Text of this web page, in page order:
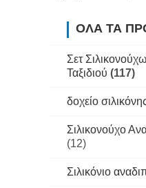
ΌΛΑ ΤΑ
Σετ
Ταξιδιού (117)
δοχείο
Σιλικονούχο
(12)
Σιλικόνιο